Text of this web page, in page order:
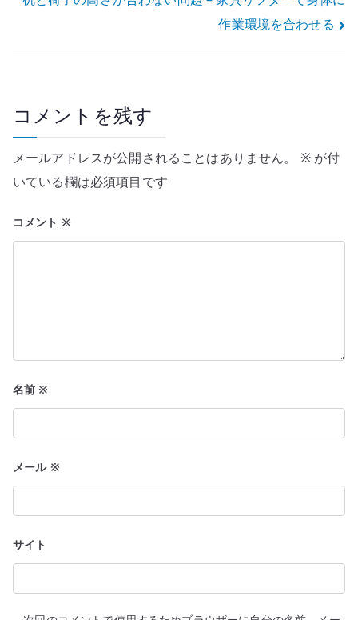
ナ
ビ
ー
シ
ョ
ン
作業環境を合わせる
コメントを残す
メールアドレスが公開されることはありません。 ※が付
いている欄は必須項目です
コメント ※
名前※
メール ※
サイト